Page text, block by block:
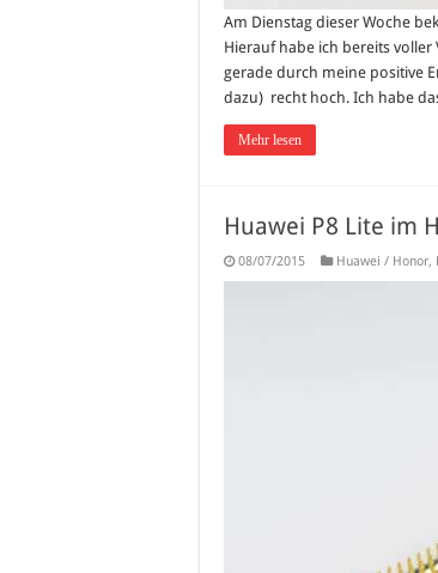
Am Dienstag dieser Woche
Hierauf habe ich bereits
gerade durch meine positive
dazu) recht hoch. Ich habe
Mehr lesen
Huawei P8 Lite im
08/07/2015 Huawei / Honor,